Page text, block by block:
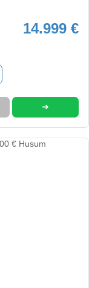
14.999 €
➜